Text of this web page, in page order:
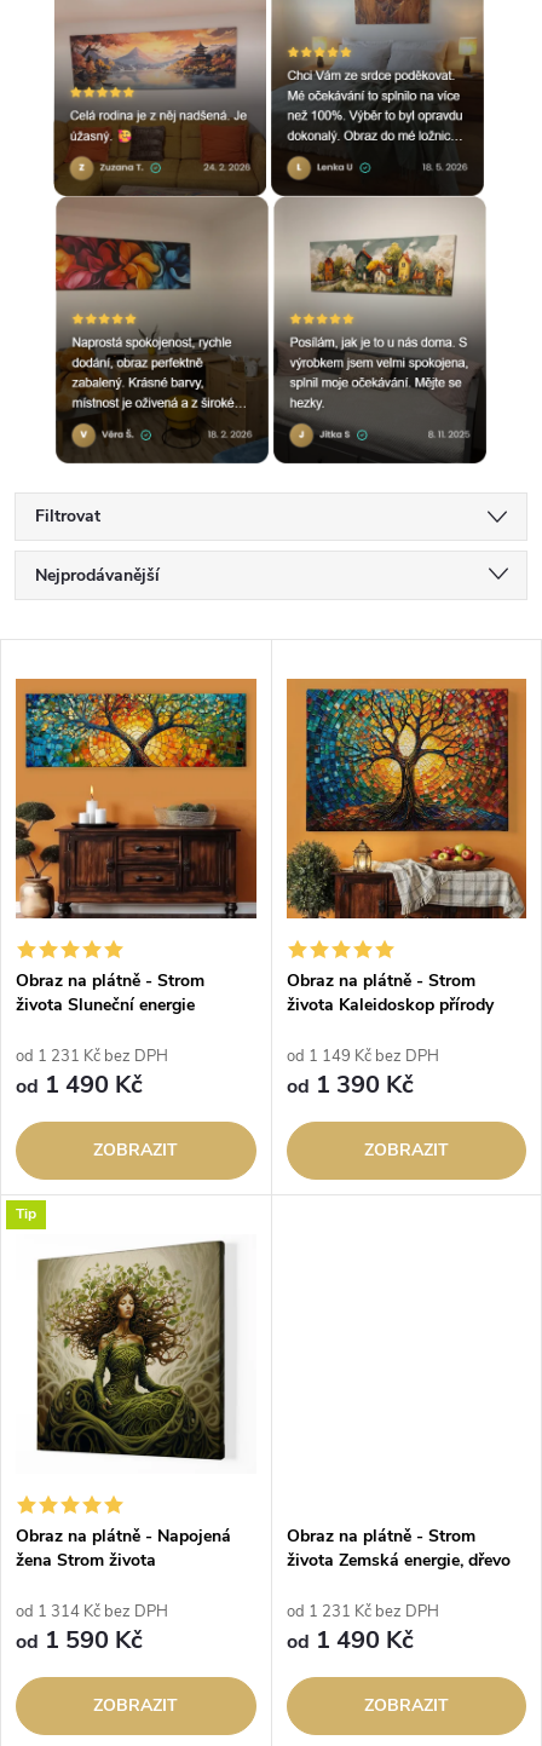
Filtrovat
Ř
a
z
e
n
í
p
r
o
d
u
k
ů
Nejprodávanější
Abecedně
V
ý
p
i
s
p
r
o
d
u
k
ů
Obraz na plátně - Strom
života Sluneční energie
od 1 231 Kč bez DPH
od 1 490 Kč
ZOBRAZIT
Obraz na plátně - Strom
života Kaleidoskop přírody
od 1 149 Kč bez DPH
od 1 390 Kč
ZOBRAZIT
Tip
Obraz na plátně - Napojená
žena Strom života
od 1 314 Kč bez DPH
od 1 590 Kč
ZOBRAZIT
Obraz na plátně - Strom
života Zemská energie, dřevo
od 1 231 Kč bez DPH
od 1 490 Kč
ZOBRAZIT